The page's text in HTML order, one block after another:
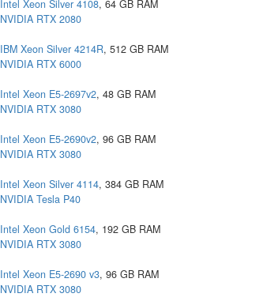
Intel Xeon Silver 4108, 64 GB RAM
NVIDIA RTX 2080
IBM Xeon Silver 4214R, 512 GB RAM
NVIDIA RTX 6000
Intel Xeon E5-2697v2, 48 GB RAM
NVIDIA RTX 3080
Intel Xeon E5-2690v2, 96 GB RAM
NVIDIA RTX 3080
Intel Xeon Silver 4114, 384 GB RAM
NVIDIA Tesla P40
Intel Xeon Gold 6154, 192 GB RAM
NVIDIA RTX 3080
Intel Xeon E5-2690 v3, 96 GB RAM
NVIDIA RTX 3080